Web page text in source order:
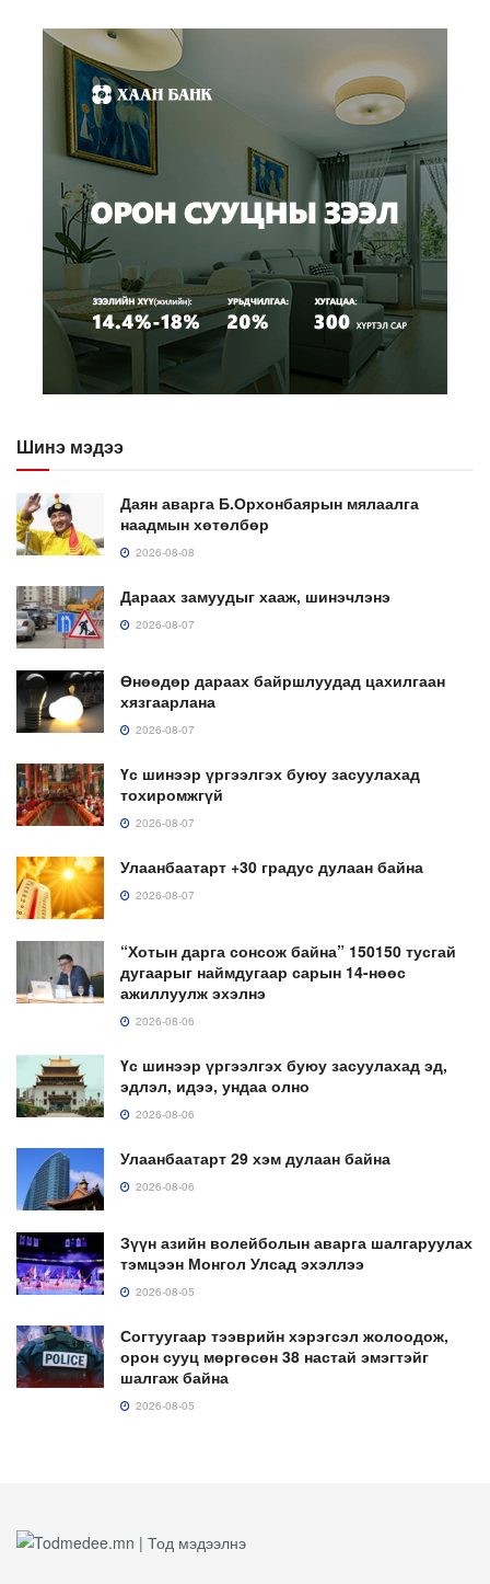
Шинэ мэдээ
Даян аварга Б.Орхонбаярын мялаалга
наадмын хөтөлбөр
2026-08-08
Дараах замуудыг хааж, шинэчлэнэ
2026-08-07
Өнөөдөр дараах байршлуудад цахилгаан
хязгаарлана
2026-08-07
Үс шинээр үргээлгэх буюу засуулахад
тохиромжгүй
2026-08-07
Улаанбаатарт +30 градус дулаан байна
2026-08-07
“Хотын дарга сонсож байна” 150150 тусгай
дугаарыг наймдугаар сарын 14-нөөс
ажиллуулж эхэлнэ
2026-08-06
Үс шинээр үргээлгэх буюу засуулахад эд,
эдлэл, идээ, ундаа олно
2026-08-06
Улаанбаатарт 29 хэм дулаан байна
2026-08-06
Зүүн азийн волейболын аварга шалгаруулах
тэмцээн Монгол Улсад эхэллээ
2026-08-05
Согтуугаар тээврийн хэрэгсэл жолоодож,
орон сууц мөргөсөн 38 настай эмэгтэйг
шалгаж байна
2026-08-05